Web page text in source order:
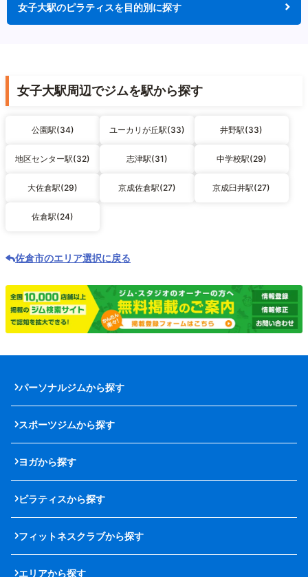
女子大駅のピラティスを目的別に探す
女子大駅周辺でジムを駅から探す
公園駅(34) ユーカリが丘駅(33) 井野駅(33)
地区センター駅(32) 志津駅(31) 中学校駅(29)
大佐倉駅(29) 京成佐倉駅(27) 京成臼井駅(27)
佐倉駅(24)
佐倉市のエリア選択に戻る
パーソナルジムから探す
スポーツジムから探す
ヨガから探す
ピラティスから探す
フィットネスクラブから探す
エリアから探す